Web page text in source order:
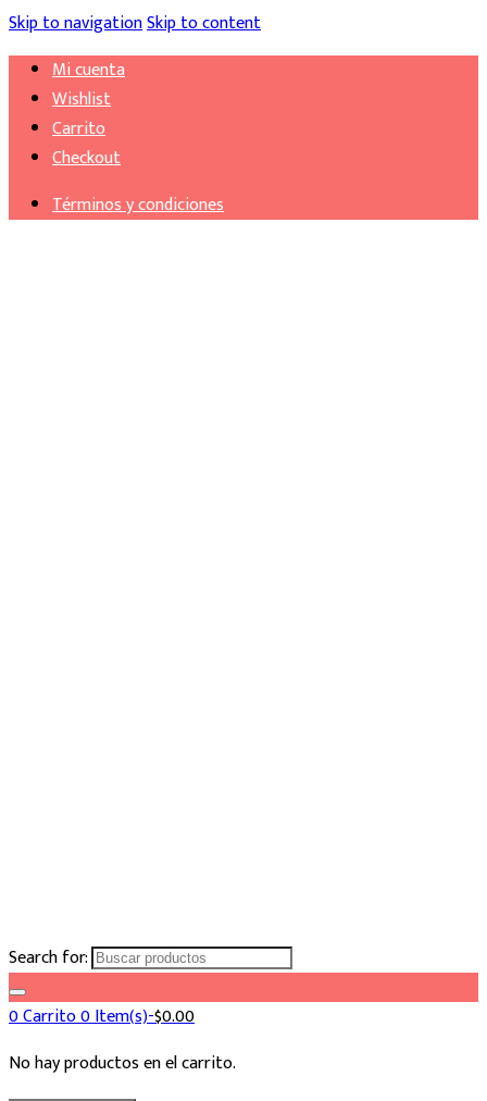
Skip to navigationSkip to content
Mi cuenta
Wishlist
Carrito
Checkout
Términos y condiciones
Search for:
0Carrito0 Item(s)-$0.00
No hay productos en el carrito.